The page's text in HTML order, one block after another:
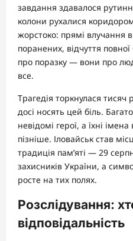
завдання здавалося
колони рухалися
жорстоко: прямі влучання в
поранених, відчуття повної
про поразку — вони про
все.
Трагедія торкнулася
досі носять цей біль.
невідомі герої, а їхні
пізніше. Іловайськ став
традиція пам’яті — 29
захисників України, а
росте на тих полях.
Розслідування:
відповідальність